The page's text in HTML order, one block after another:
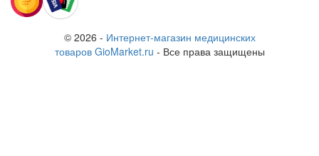
© 2026 - Интернет-магазин медицинских
товаров GioMarket.ru - Все права защищены